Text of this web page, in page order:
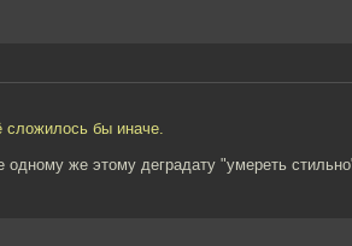
сложилось бы иначе.
одному же этому деградату "умереть